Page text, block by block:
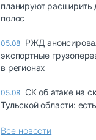
планируют расширить
полос
05.08 РЖД
экспортные
в регионах
05.08 СК об атаке на
Тульской области:
Все новости